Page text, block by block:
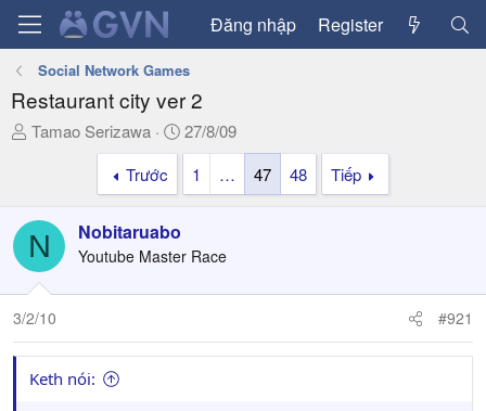
Đăng nhập Register
Social Network Games
Restaurant city ver 2
T
a
d
s
t
a
t
e
Tamao Serizawa
N
g
y
i
27/8/09
Trước
1 … 47 48 Tiếp
N Nobitaruabo
Youtube Master Race
3/2/10 #921
Keth nói: